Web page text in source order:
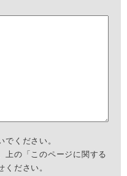
ください。
の「このページに関する
ださい。